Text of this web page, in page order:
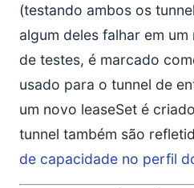
(testando ambos os
algum deles falhar em
de testes, é marcado
usado para o tunnel de
um novo leaseSet é
tunnel também são
de capacidade no perfil